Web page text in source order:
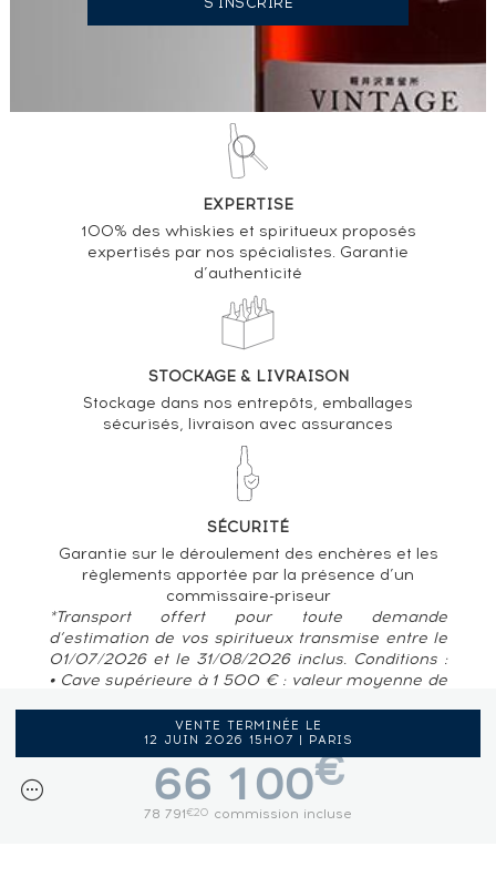
VENTE TERMINÉE LE
12 JUIN 2026 15H07 | PARIS
66 100€
78 791€20 commission incluse
EXPERTISE
100% des whiskies et spiritueux proposés
expertisés par nos spécialistes. Garantie
d’authenticité
STOCKAGE & LIVRAISON
Stockage dans nos entrepôts, emballages
sécurisés, livraison avec assurances
SÉCURITÉ
Garantie sur le déroulement des enchères et les
règlements apportée par la présence d’un
commissaire-priseur
*Transport offert pour toute demande
d’estimation de vos spiritueux transmise entre le
01/07/2026 et le 31/08/2026 inclus. Conditions :
• Cave supérieure à 1 500 € : valeur moyenne de
France métropolitaine, Belgique, Luxembourg